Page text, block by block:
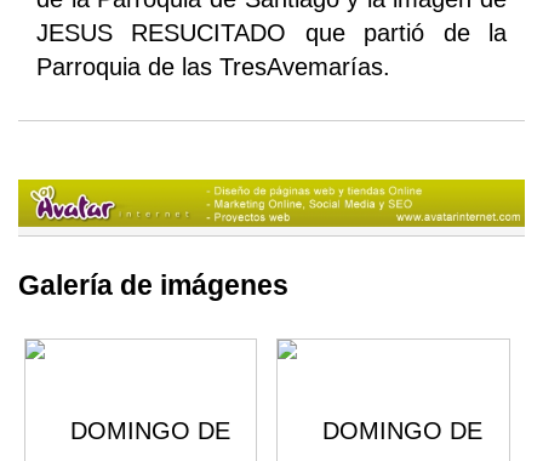
JESUS RESUCITADO que partió de la
Parroquia de las TresAvemarías.
Galería de imágenes